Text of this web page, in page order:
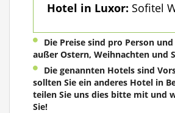
Hotel in Luxor: Sofitel
Die Preise sind pro Person
außer Ostern, Weihnachten und
Die genannten Hotels sind
sollten Sie ein anderes Hotel in
teilen Sie uns dies bitte mit und
Sie!